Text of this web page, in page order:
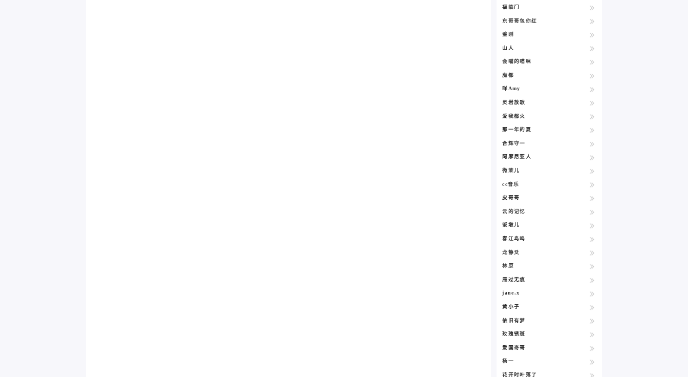
福临门
东哥哥包你红
璧刚
山人
会喵的喵咪
魔都
咩Amy
灵岩放歌
爱我都火
那一年的夏
合辉守一
阿摩尼亚人
微茉儿
cc音乐
皮哥哥
云的记忆
饭墩儿
春江鸟鸣
龙静爻
林原
雁过无痕
jane.x
黄小子
依旧有梦
玫瑰锈斑
爱国奇哥
杨一
花开时叶落了